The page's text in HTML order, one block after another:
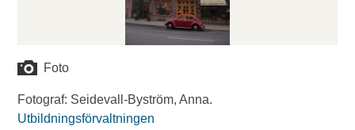
Foto
Fotograf: Seidevall-Byström, Anna.
Utbildningsförvaltningen